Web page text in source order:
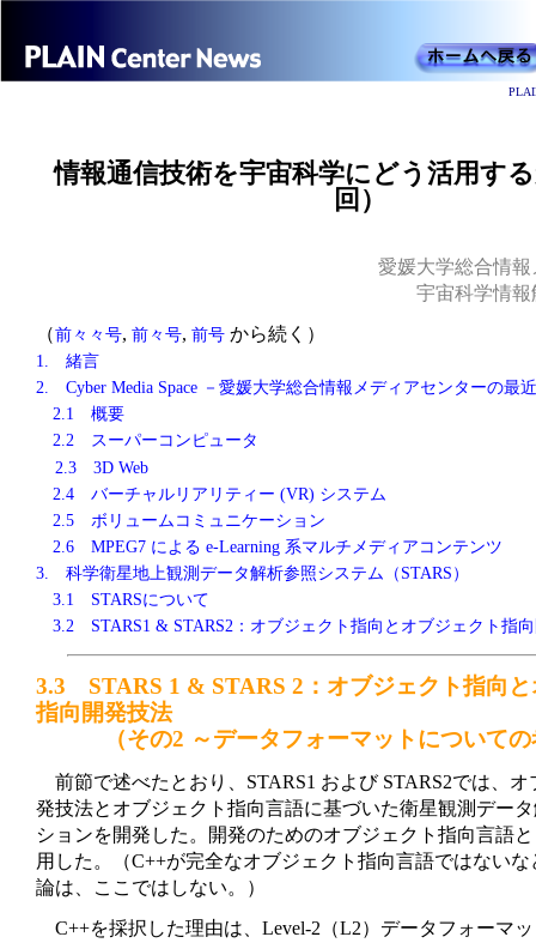
情報通信技術を宇宙科学にどう活用す
回）
愛媛大学総合情
宇宙科学情
（前々々号, 前 々 号, 前号 から続く）
1. 緒言
2. Cyber Media Space －愛媛大学総合情報メディアセンターの最
2.1 概要
2.2 スーパーコンピュータ
2.3 3D Web
2.4 バーチャルリアリティー (VR) システム
2.5 ボリュームコミュニケーション
2.6 MPEG7 による e-Learning 系マルチメディアコンテンツ
3. 科学衛星地上観測データ解析参照システム（STARS）
3.1 STARSについて
3.2 STARS1 & STARS2：オブジェクト指向とオブジェクト指
3.3 STARS 1 & STARS 2：オブジェクト指向と
指向開発技法
（その2 ～データフォーマットについての
前節で述べたとおり、STARS1 および STARS2では、
発技法とオブジェクト指向言語に基づいた衛星観測デー
ションを開発した。開発のためのオブジェクト指向言語
用した。（C++が完全なオブジェクト指向言語ではない
論は、ここではしない。）
C++を採択した理由は、Level-2（L2）データフォーマ